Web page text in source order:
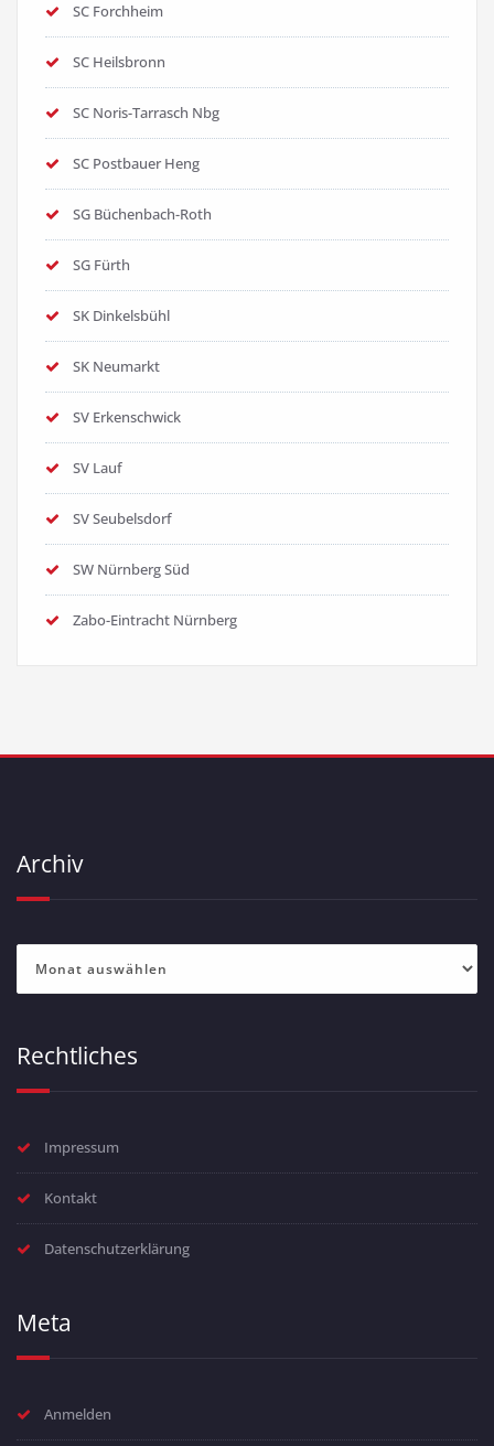
SC Forchheim
SC Heilsbronn
SC Noris-Tarrasch Nbg
SC Postbauer Heng
SG Büchenbach-Roth
SG Fürth
SK Dinkelsbühl
SK Neumarkt
SV Erkenschwick
SV Lauf
SV Seubelsdorf
SW Nürnberg Süd
Zabo-Eintracht Nürnberg
Archiv
Rechtliches
Impressum
Kontakt
Datenschutzerklärung
Meta
Anmelden